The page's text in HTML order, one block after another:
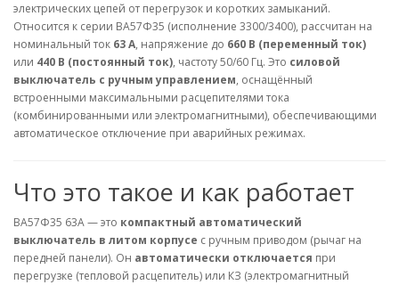
электрических цепей от перегрузок и коротких замыканий.
Относится к серии ВА57Ф35 (исполнение 3300/3400), рассчитан на
номинальный ток 63 А, напряжение до 660 В (переменный ток)
или 440 В (постоянный ток), частоту 50/60 Гц. Это силовой
выключатель с ручным управлением, оснащённый
встроенными максимальными расцепителями тока
(комбинированными или электромагнитными), обеспечивающими
автоматическое отключение при аварийных режимах.
Что это такое и как работает
ВА57Ф35 63А — это компактный автоматический
выключатель в литом корпусе с ручным приводом (рычаг на
передней панели). Он автоматически отключается при
перегрузке (тепловой расцепитель) или КЗ (электромагнитный